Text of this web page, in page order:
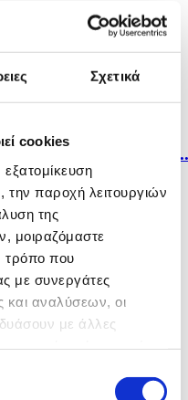
Σχετικά
cookies
την παροχή λειτουργιών
της
μοιραζόμαστε
τρόπο που
με συνεργάτες
και αναλύσεων, οι
με άλλες
αλλά λύση για
και ενισχύεται στην